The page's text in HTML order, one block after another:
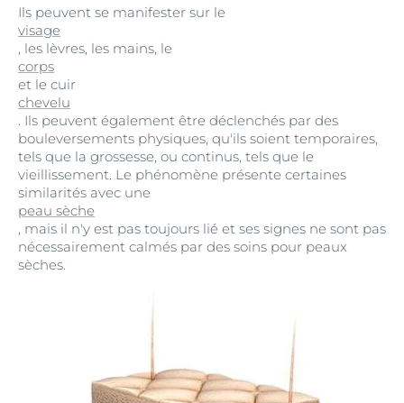
Ils peuvent se manifester sur le
visage
, les lèvres, les mains, le
corps
et le cuir
chevelu
. Ils peuvent également être déclenchés par des
bouleversements physiques, qu'ils soient temporaires,
tels que la grossesse, ou continus, tels que le
vieillissement. Le phénomène présente certaines
similarités avec une
peau sèche
, mais il n'y est pas toujours lié et ses signes ne sont pas
nécessairement calmés par des soins pour peaux
sèches.